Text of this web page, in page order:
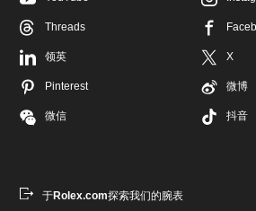
跳
至
主
内
至
尾
Threads
领英 X
Pinterest 微博
微信 抖音
于Rolex.com探索我们的腕表